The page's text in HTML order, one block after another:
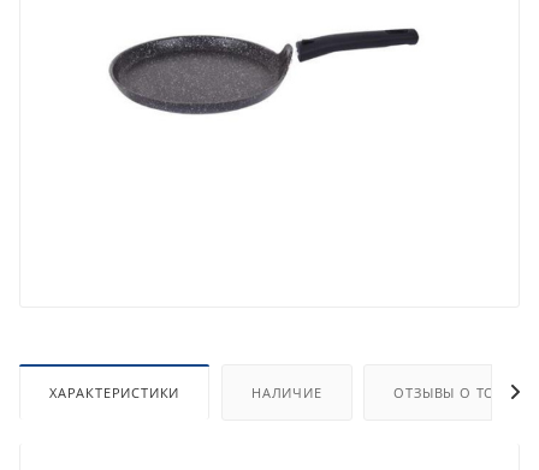
ХАРАКТЕРИСТИКИ НАЛИЧИЕ ОТЗЫВЫ О ТОВАРЕ